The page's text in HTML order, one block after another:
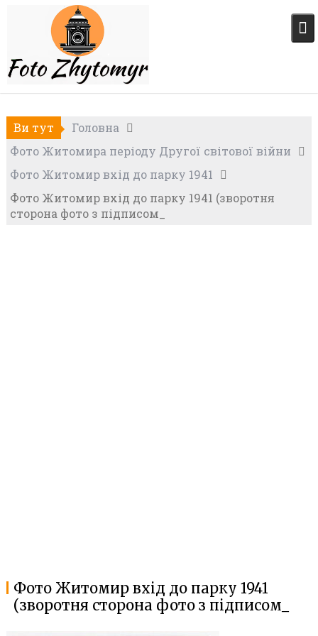
Ви тут
Головна
Фото Житомира періоду Другої світової війни
Фото Житомир вхід до парку 1941
Фото Житомир вхід до парку 1941 (зворотня
сторона фото з підписом_
Фото Житомир вхід до парку 1941
(зворотня сторона фото з підписом_